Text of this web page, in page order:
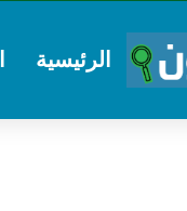
الرئيسية